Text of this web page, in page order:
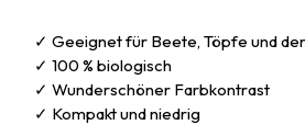
Geeignet für Beete, Töpfe und
100 % biologisch
Wunderschöner Farbkontrast
Kompakt und niedrig